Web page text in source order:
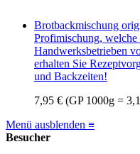
Brotbackmischung
Profimischung, welche
Handwerksbetrieben
erhalten Sie
und Backzeiten!
7,95 € (GP 1000g =
Menü ausblenden ≡
Besucher